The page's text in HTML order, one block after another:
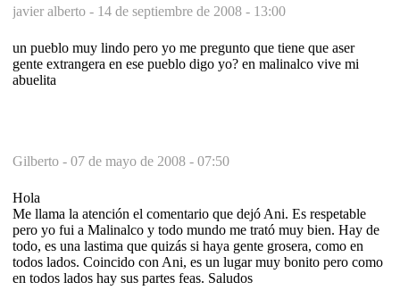
javier alberto - 14 de septiembre de 2008 - 13:00
un pueblo muy lindo pero yo me pregunto que tiene que aser
gente extrangera en ese pueblo digo yo? en malinalco vive mi
abuelita
Gilberto - 07 de mayo de 2008 - 07:50
Hola
Me llama la atención el comentario que dejó Ani. Es respetable
pero yo fui a Malinalco y todo mundo me trató muy bien. Hay de
todo, es una lastima que quizás si haya gente grosera, como en
todos lados. Coincido con Ani, es un lugar muy bonito pero como
en todos lados hay sus partes feas. Saludos